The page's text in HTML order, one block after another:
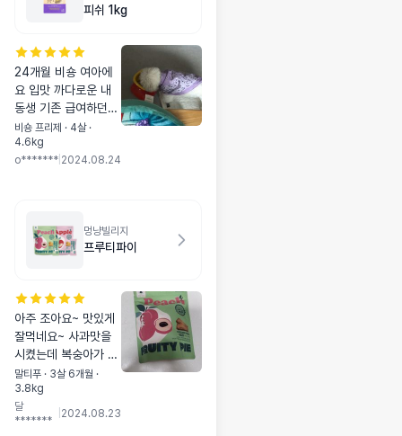
피쉬 1kg
24개월 비숑 여아에
요 입맛 까다로운 내
동생 기존 급여하던
사료를 잘 안 먹어서
사료 바꿔주려고 찾아
보다가 성분 좋다길래
상담도 친절하게 해주
셔서 감사했습니다 !
에 또 구매할 것 같아
요 :)
비숑 프리제 · 4살 ·
4.6kg
o******* 2024.08.24
멍냥빌리지
프루티파이
아주 조아요~ 맛있게
잘먹네요~ 사과맛을
시켰는데 복숭아가 왔
어요 그게 좀 아쉽네
요..복숭아 잘 먹어서
다행이예요
말티푸 · 3살 6개월 ·
3.8kg
달
*******
2024.08.23